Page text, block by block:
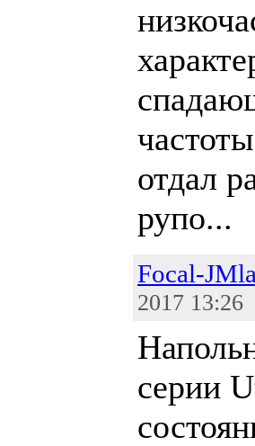
отдал
рупо...
Focal-
2017 13:26
серии